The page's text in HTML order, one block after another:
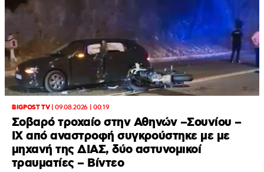
BIGPOST TV|09.08.2026 | 00:19
Σοβαρό τροχαίο στην Αθηνών –Σουνίου –
ΙΧ από αναστροφή συγκρούστηκε με με
μηχανή της ΔΙΑΣ, δύο αστυνομικοί
τραυματίες – Βίντεο